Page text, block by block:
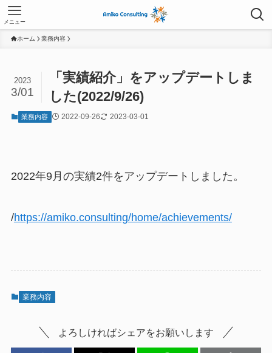
メニュー
ホーム 業務内容
「実績紹介」をアップデートしま
した(2022/9/26)
2023
3/01
業務内容 2022-09-26 2023-03-01
2022年9月の実績2件をアップデートしました。
/https://amiko.consulting/home/achievements/
業務内容
よろしければシェアをお願いします